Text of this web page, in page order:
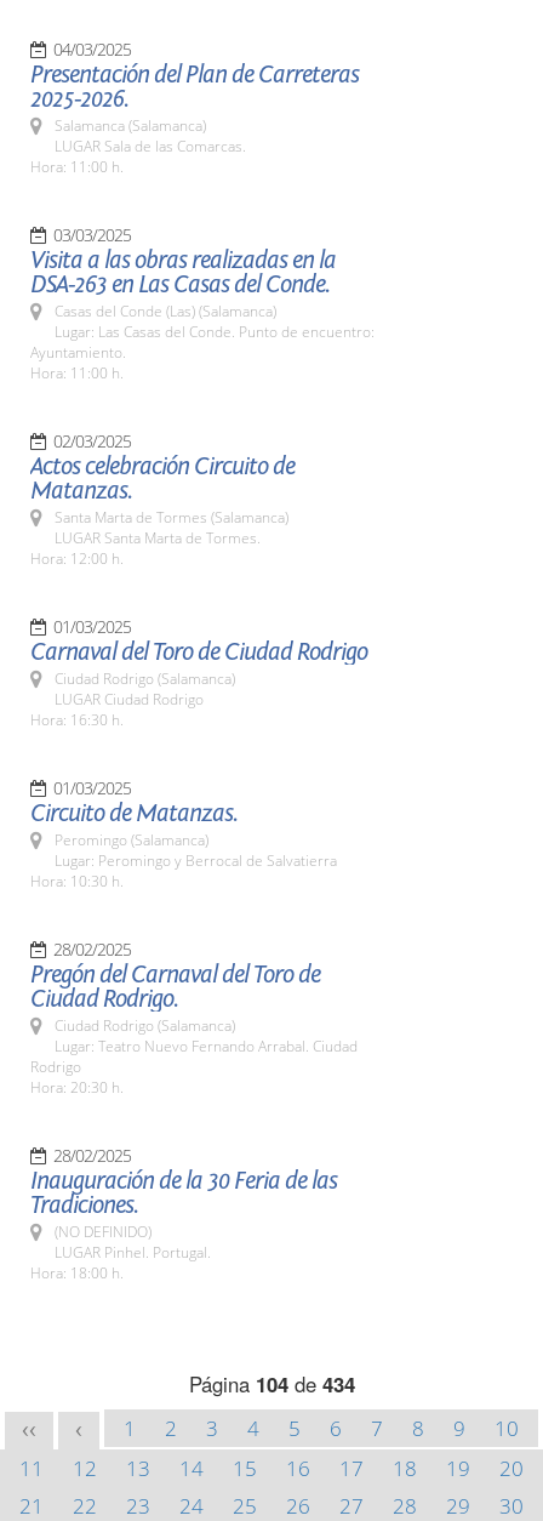
04/03/2025
Presentación del Plan de Carreteras
2025-2026.
Salamanca (Salamanca)
LUGAR Sala de las Comarcas.
Hora: 11:00 h.
03/03/2025
Visita a las obras realizadas en la
DSA-263 en Las Casas del Conde.
Casas del Conde (Las) (Salamanca)
Lugar: Las Casas del Conde. Punto de encuentro:
Ayuntamiento.
Hora: 11:00 h.
02/03/2025
Actos celebración Circuito de
Matanzas.
Santa Marta de Tormes (Salamanca)
LUGAR Santa Marta de Tormes.
Hora: 12:00 h.
01/03/2025
Carnaval del Toro de Ciudad Rodrigo
Ciudad Rodrigo (Salamanca)
LUGAR Ciudad Rodrigo
Hora: 16:30 h.
01/03/2025
Circuito de Matanzas.
Peromingo (Salamanca)
Lugar: Peromingo y Berrocal de Salvatierra
Hora: 10:30 h.
28/02/2025
Pregón del Carnaval del Toro de
Ciudad Rodrigo.
Ciudad Rodrigo (Salamanca)
Lugar: Teatro Nuevo Fernando Arrabal. Ciudad
Rodrigo
Hora: 20:30 h.
28/02/2025
Inauguración de la 30 Feria de las
Tradiciones.
(NO DEFINIDO)
LUGAR Pinhel. Portugal.
Hora: 18:00 h.
Página 104de 434
<< < 1 2 3 4 5 6 7 8 9
10
11
12 13 14 15 16 17 18 19
20
21
22 23 24 25 26 27 28 29
30